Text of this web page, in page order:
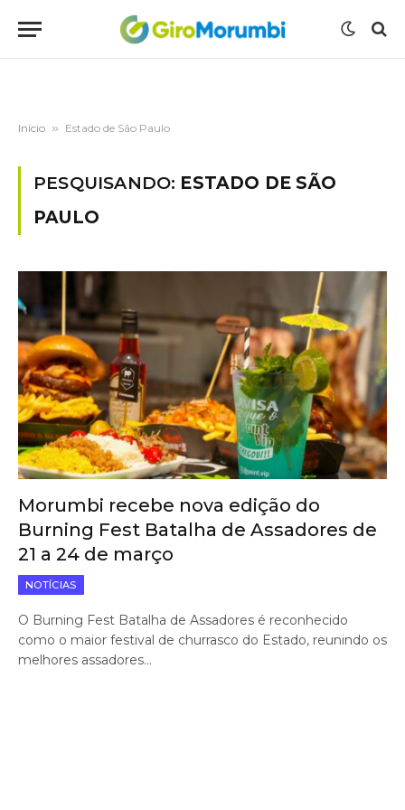
Início » Estado de São Paulo
PESQUISANDO: ESTADO DE SÃO
PAULO
Morumbi recebe nova edição do
Burning Fest Batalha de Assadores de
21 a 24 de março
NOTÍCIAS
O Burning Fest Batalha de Assadores é reconhecido
como o maior festival de churrasco do Estado, reunindo os
melhores assadores…